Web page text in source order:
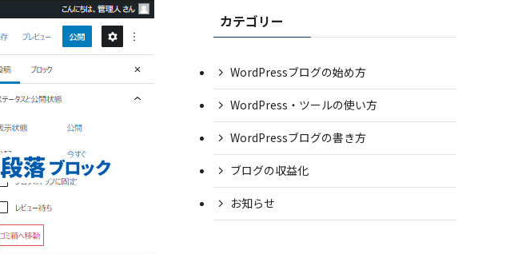
カテゴリー
WordPressブログの始め方
WordPress・ツールの使い方
WordPressブログの書き方
ブログの収益化
お知らせ